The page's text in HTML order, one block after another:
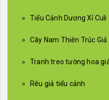
Tiểu Cảnh Dương Xỉ
Cây Nam Thiên Trúc Giả
Tranh treo tường hoa
Rêu giả tiểu cảnh